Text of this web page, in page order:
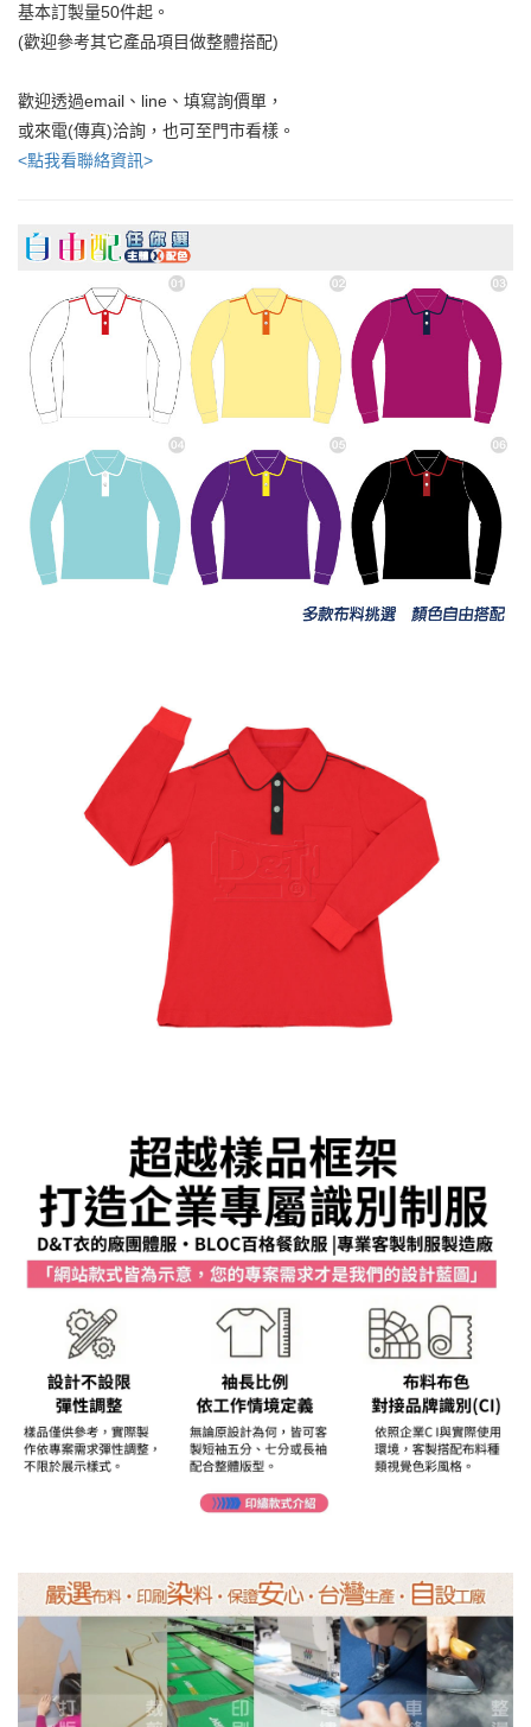
基本訂製量50件起。
(歡迎參考其它產品項目做整體搭配)
歡迎透過email、line、填寫詢價單，
或來電(傳真)洽詢，也可至門市看樣。
<點我看聯絡資訊>